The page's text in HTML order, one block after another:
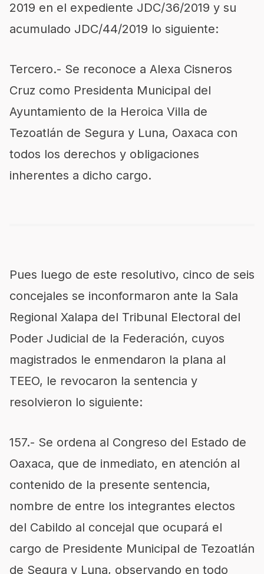
2019 en el expediente JDC/36/2019 y su
acumulado JDC/44/2019 lo siguiente:
Tercero.- Se reconoce a Alexa Cisneros
Cruz como Presidenta Municipal del
Ayuntamiento de la Heroica Villa de
Tezoatlán de Segura y Luna, Oaxaca con
todos los derechos y obligaciones
inherentes a dicho cargo.
Pues luego de este resolutivo, cinco de seis
concejales se inconformaron ante la Sala
Regional Xalapa del Tribunal Electoral del
Poder Judicial de la Federación, cuyos
magistrados le enmendaron la plana al
TEEO, le revocaron la sentencia y
resolvieron lo siguiente:
157.- Se ordena al Congreso del Estado de
Oaxaca, que de inmediato, en atención al
contenido de la presente sentencia,
nombre de entre los integrantes electos
del Cabildo al concejal que ocupará el
cargo de Presidente Municipal de Tezoatlán
de Segura y Luna, observando en todo